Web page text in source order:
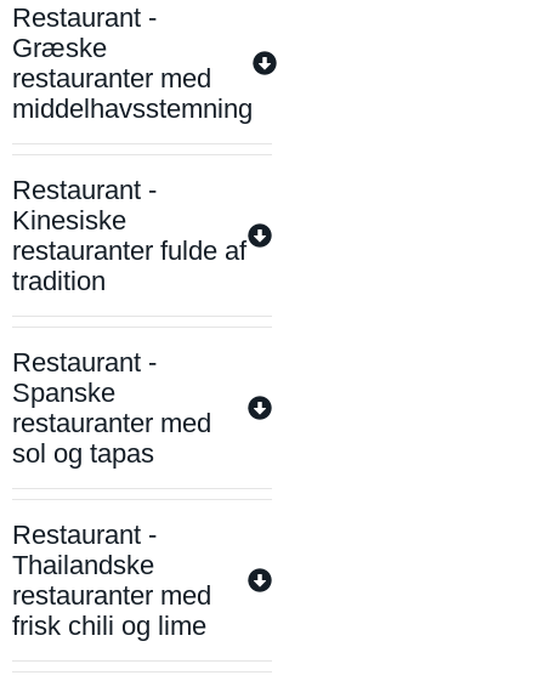
Restaurant -
Græske
restauranter med
middelhavsstemning
Restaurant -
Kinesiske
restauranter fulde af
tradition
Restaurant -
Spanske
restauranter med
sol og tapas
Restaurant -
Thailandske
restauranter med
frisk chili og lime